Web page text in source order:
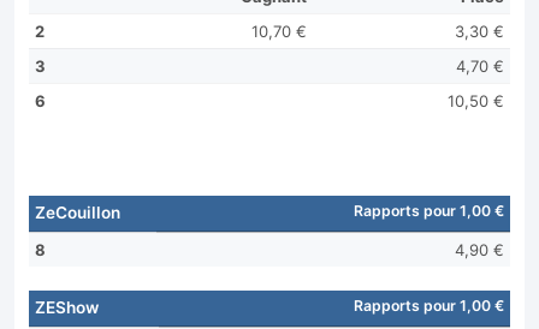
2
10,70 €
3,30 €
3
4,70 €
6
10,50 €
ZeCouillon Rapports pour 1,00 €
8 4,90 €
ZEShow Rapports pour 1,00 €